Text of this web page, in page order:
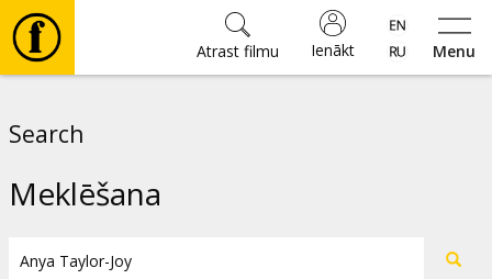
Menu
Ienākt
Atrast filmu
Search
Meklēšana